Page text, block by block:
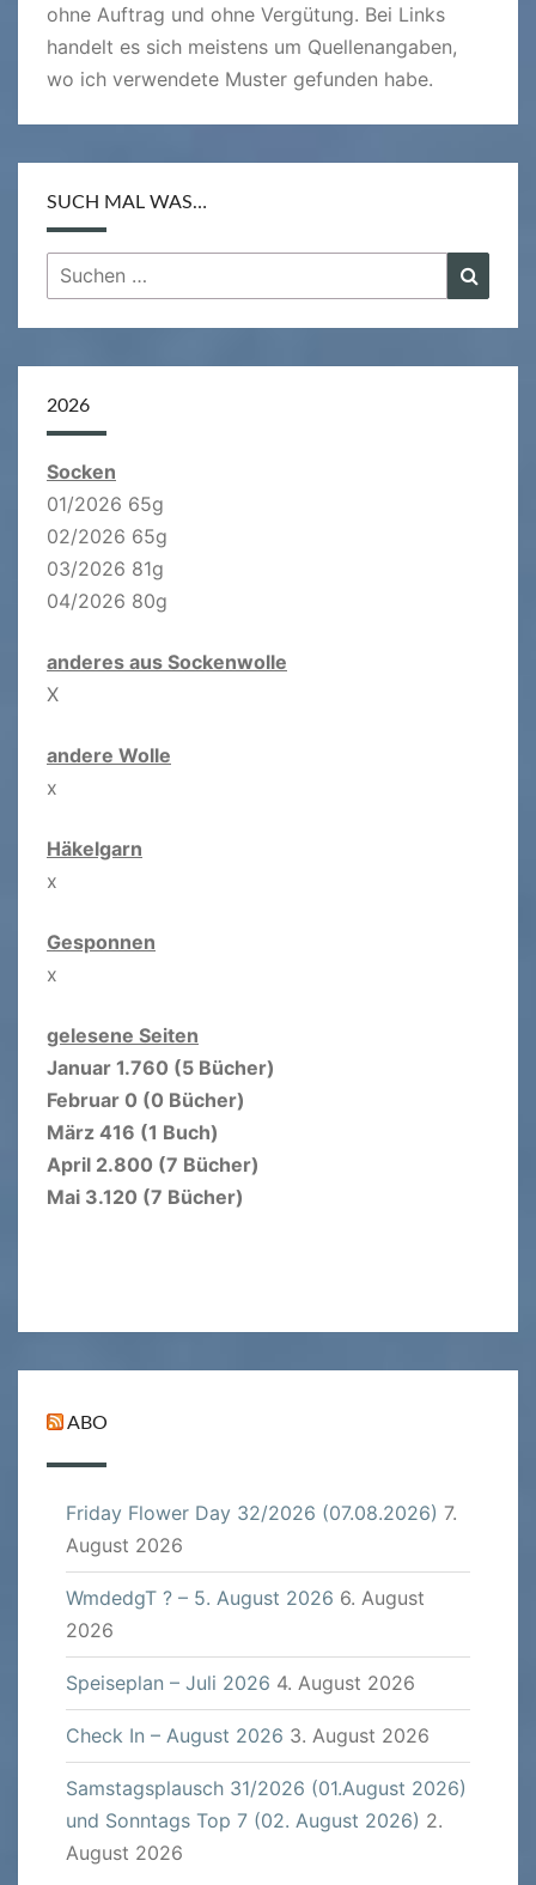
ohne Auftrag und ohne Vergütung. Bei Links
handelt es sich meistens um Quellenangaben,
wo ich verwendete Muster gefunden habe.
SUCH MAL WAS…
Suchen
nach:
2026
Socken
01/2026 65g
02/2026 65g
03/2026 81g
04/2026 80g
anderes aus Sockenwolle
X
andere Wolle
x
Häkelgarn
x
Gesponnen
x
gelesene Seiten
Januar 1.760 (5 Bücher)
Februar 0 (0 Bücher)
März 416 (1 Buch)
April 2.800 (7 Bücher)
Mai 3.120 (7 Bücher)
ABO
Friday Flower Day 32/2026 (07.08.2026) 7.
August 2026
WmdedgT ? – 5. August 2026 6. August
2026
Speiseplan – Juli 2026 4. August 2026
Check In – August 2026 3. August 2026
Samstagsplausch 31/2026 (01.August 2026)
und Sonntags Top 7 (02. August 2026) 2.
August 2026